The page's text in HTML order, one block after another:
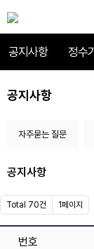
공지사항 정수기
공지사항
자주묻는 질문
공지사항
Total 70건 1페이지
번호